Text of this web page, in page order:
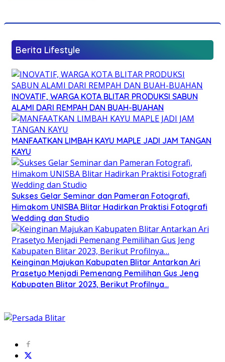
Berita Lifestyle
INOVATIF, WARGA KOTA BLITAR PRODUKSI SABUN
ALAMI DARI REMPAH DAN BUAH-BUAHAN
MANFAATKAN LIMBAH KAYU MAPLE JADI JAM TANGAN
KAYU
Sukses Gelar Seminar dan Pameran Fotografi,
Himakom UNISBA Blitar Hadirkan Praktisi Fotografi
Wedding dan Studio
Keinginan Majukan Kabupaten Blitar Antarkan Ari
Prasetyo Menjadi Pemenang Pemilihan Gus Jeng
Kabupaten Blitar 2023, Berikut Profilnya…